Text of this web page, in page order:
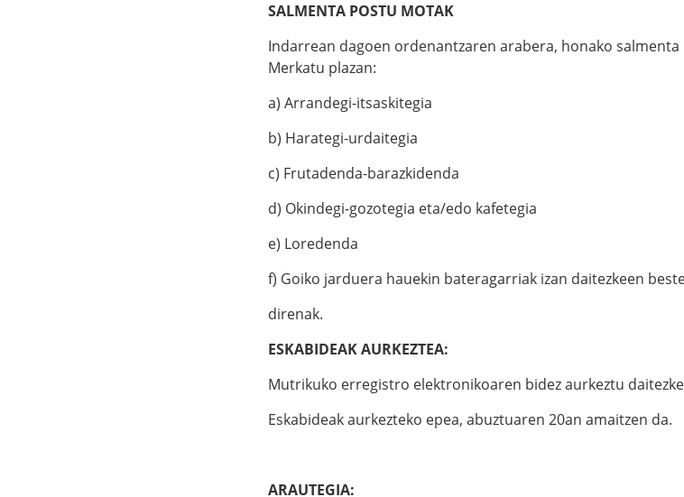
SALMENTA POSTU MOTAK
Indarrean dagoen ordenantzaren arabera, honako
Merkatu plazan:
a) Arrandegi-itsaskitegia
b) Harategi-urdaitegia
c) Frutadenda-barazkidenda
d) Okindegi-gozotegia eta/edo kafetegia
e) Loredenda
f) Goiko jarduera hauekin bateragarriak izan daitezkeen
direnak.
ESKABIDEAK AURKEZTEA:
Mutrikuko erregistro elektronikoaren bidez aurkeztu
Eskabideak aurkezteko epea, abuztuaren 20an amaitzen da.
ARAUTEGIA: